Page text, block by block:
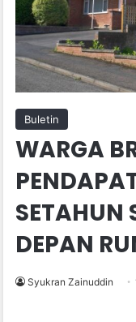
Buletin
WARGA
SETAHUN
DEPAN
Syukran Zainuddin